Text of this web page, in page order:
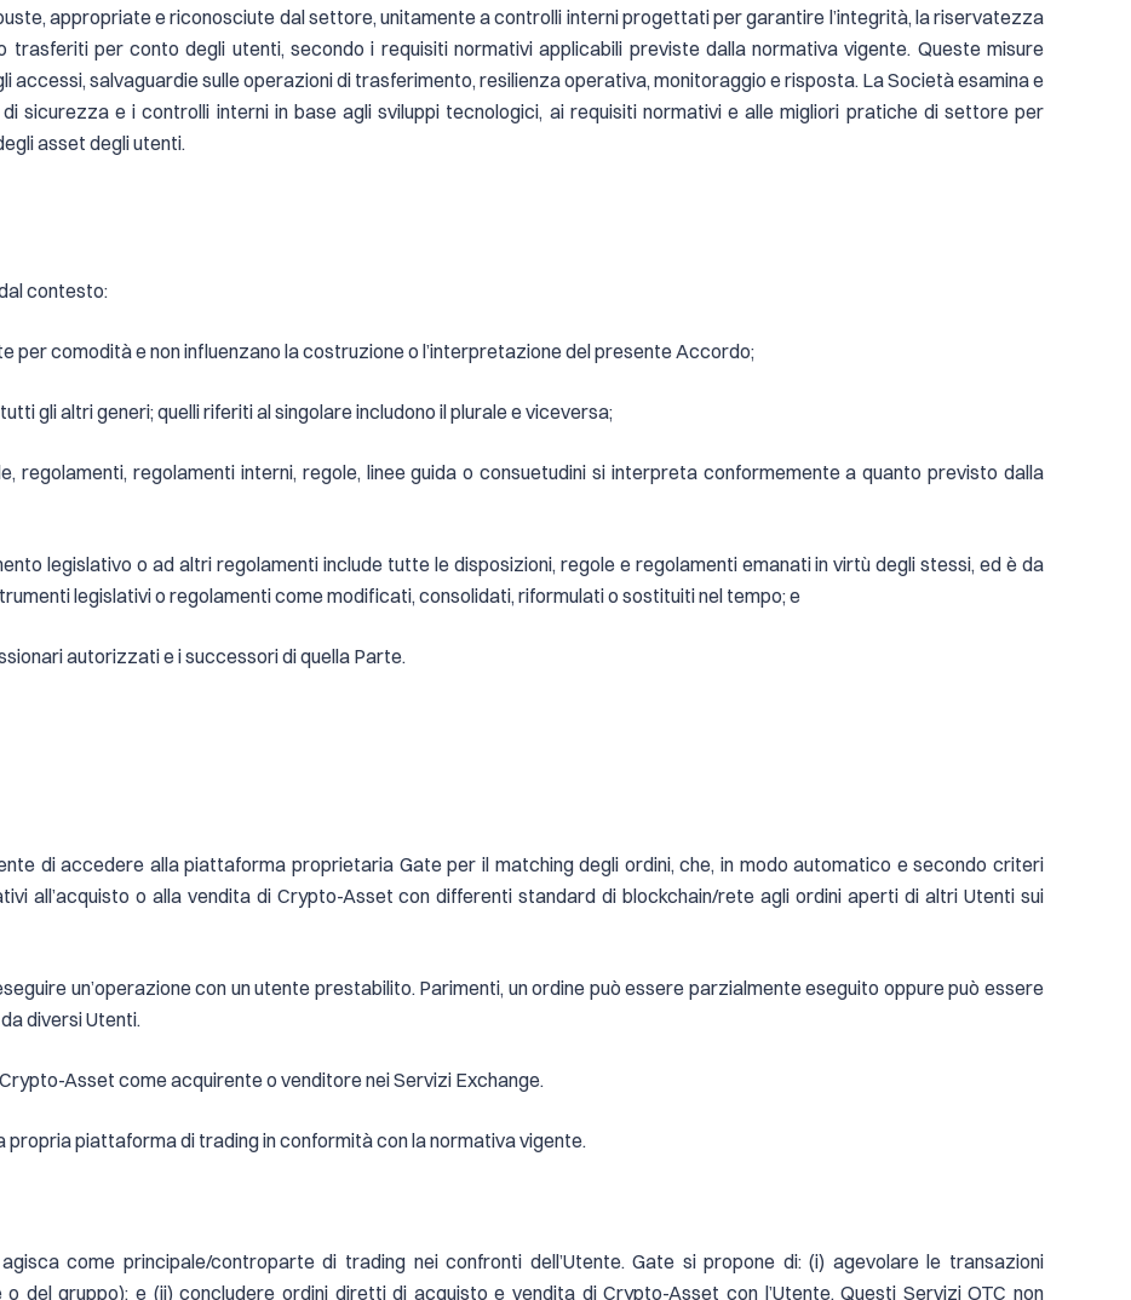
appropriate e riconosciute dal settore, unitamente a controlli interni progettati per garantire l’integrità, la riservatezza
per conto degli utenti, secondo i requisiti normativi applicabili previste dalla normativa vigente. Queste misure
accessi, salvaguardie sulle operazioni di trasferimento, resilienza operativa, monitoraggio e risposta. La Società esamina e
sicurezza e i controlli interni in base agli sviluppi tecnologici, ai requisiti normativi e alle migliori pratiche di settore per
asset degli utenti.
contesto:
per comodità e non influenzano la costruzione o l’interpretazione del presente Accordo;
gli altri generi; quelli riferiti al singolare includono il plurale e viceversa;
regolamenti, regolamenti interni, regole, linee guida o consuetudini si interpreta conformemente a quanto previsto dalla
legislativo o ad altri regolamenti include tutte le disposizioni, regole e regolamenti emanati in virtù degli stessi, ed è da
legislativi o regolamenti come modificati, consolidati, riformulati o sostituiti nel tempo; e
autorizzati e i successori di quella Parte.
di accedere alla piattaforma proprietaria Gate per il matching degli ordini, che, in modo automatico e secondo criteri
all’acquisto o alla vendita di Crypto-Asset con differenti standard di blockchain/rete agli ordini aperti di altri Utenti sui
un’operazione con un utente prestabilito. Parimenti, un ordine può essere parzialmente eseguito oppure può essere
diversi Utenti.
Asset come acquirente o venditore nei Servizi Exchange.
propria piattaforma di trading in conformità con la normativa vigente.
come principale/controparte di trading nei confronti dell’Utente. Gate si propone di: (i) agevolare le transazioni
del gruppo); e (ii) concludere ordini diretti di acquisto e vendita di Crypto-Asset con l’Utente. Questi Servizi OTC non